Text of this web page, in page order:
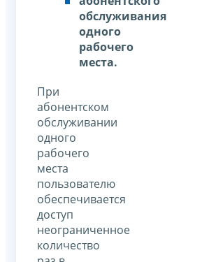
обслуживания
одного
рабочего
места.
При
абонентском
обслуживании
одного
рабочего
места
пользователю
обеспечивается
доступ
неограниченное
количество